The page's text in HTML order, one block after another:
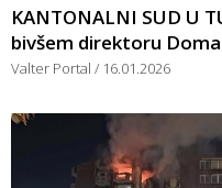
KANTONALNI SUD U
bivšem direktoru
Valter Portal 16.01.2026